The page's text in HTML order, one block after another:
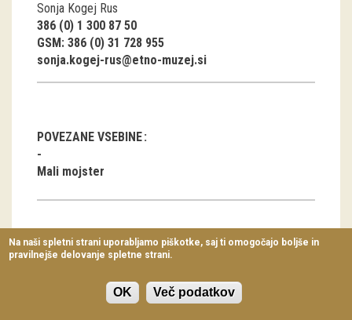
Razstavni projekti
Napovednik
Arhiv razstav
Koledar dogodkov
Prireditve
Predavanja
Delavnice
Vodeni ogledi
Sonja Kogej Rus
386 (0) 1 300 87 50
GSM: 386 (0) 31 728 955
sonja.kogej-rus@etno-muzej.si
POVEZANE VSEBINE
Mali mojster
Koledar malega
mojstra
Na naši spletni strani uporabljamo piškotke, saj ti omogočajo boljše in
pravilnejše delovanje spletne strani.
OK Več podatkov